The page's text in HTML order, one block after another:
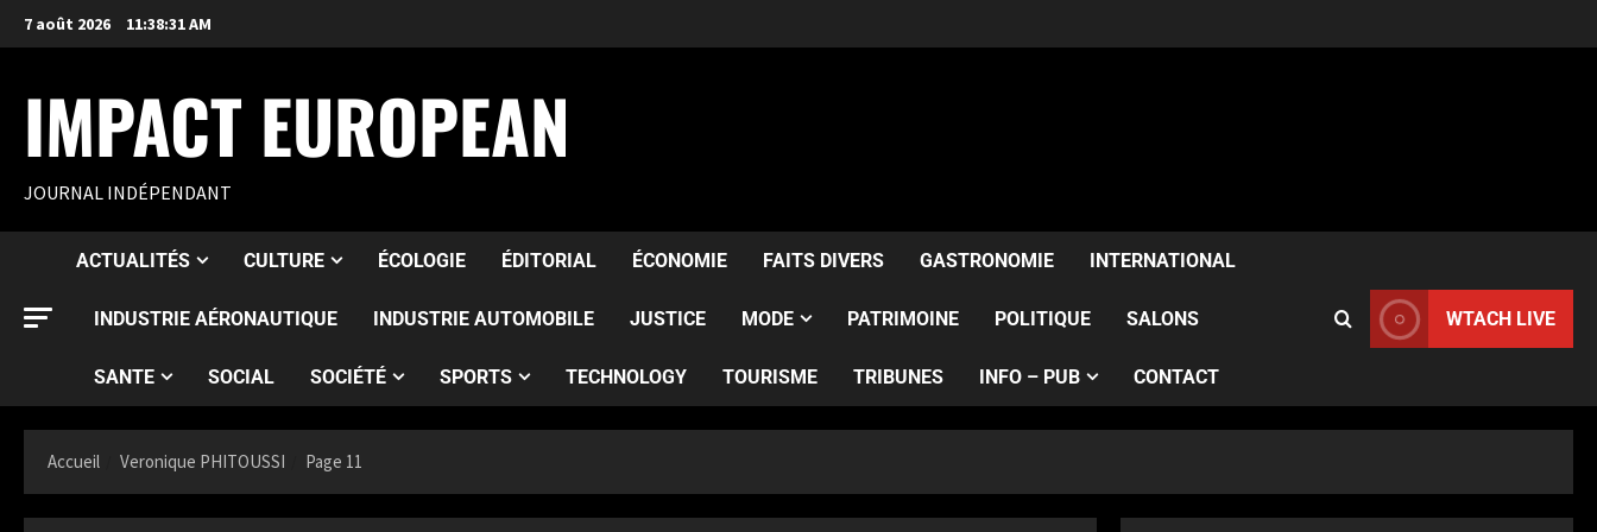
7 août 2026 11:38:33 AM
IMPACT EUROPEAN
JOURNAL INDÉPENDANT
ACTUALITÉS CULTURE ÉCOLOGIE ÉDITORIAL ÉCONOMIE FAITS DIVERS GASTRONOMIE INTERNATIONAL
INDUSTRIE AÉRONAUTIQUE INDUSTRIE AUTOMOBILE JUSTICE MODE PATRIMOINE POLITIQUE SALONS
SANTE SOCIAL SOCIÉTÉ SPORTS TECHNOLOGY TOURISME TRIBUNES INFO – PUB CONTACT
WTACH LIVE
Accueil Veronique PHITOUSSI Page 11
Publié le 1 semaine il y a
ACTUALITÉS
anglais confirme l’évolution
des Bleues avant le Mondial